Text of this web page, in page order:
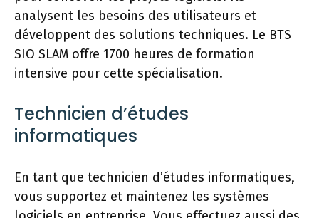
analysent les besoins des utilisateurs et
développent des solutions techniques. Le BTS
SIO SLAM offre 1700 heures de formation
intensive pour cette spécialisation.
Technicien d’études
informatiques
En tant que technicien d’études informatiques,
vous supportez et maintenez les systèmes